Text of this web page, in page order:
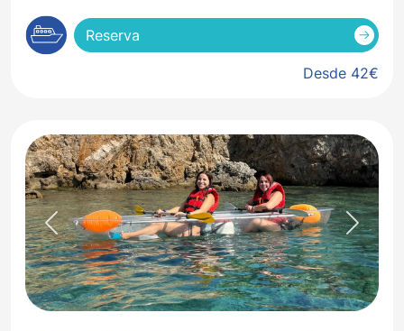
Reserva
Desde 42€
Previous Next